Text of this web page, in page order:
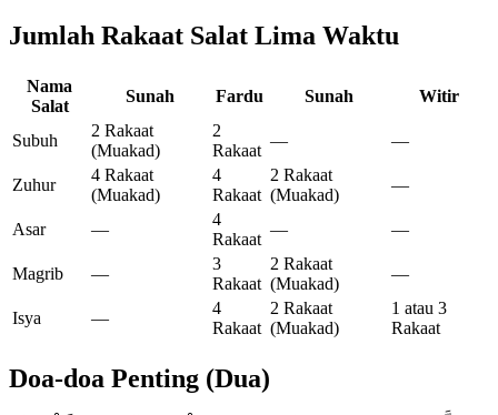
Jumlah Rakaat Salat Lima Waktu
Nama
Salat
Sunah Fardu Sunah Witir
Subuh
2 Rakaat
(Muakad)
2
Rakaat
— —
Zuhur
4 Rakaat
(Muakad)
4
Rakaat
2 Rakaat
(Muakad)
—
Asar —
4
Rakaat
— —
Magrib —
3
Rakaat
2 Rakaat
(Muakad)
—
Isya —
4
Rakaat
2 Rakaat
(Muakad)
1 atau 3
Rakaat
Doa-doa Penting (Dua)